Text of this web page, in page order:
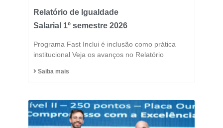
Relatório de Igualdade
Salarial 1º semestre 2026
Programa Fast Inclui é inclusão como prática
institucional Veja os avanços no Relatório
Saiba mais